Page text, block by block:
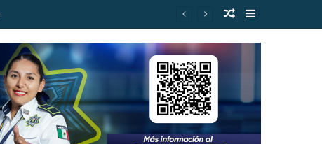
de Estudiantes Nicolaitas Publicación al
Barra lateral